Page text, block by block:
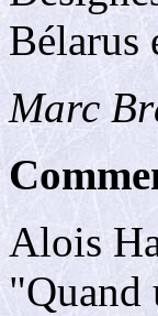
Bélarus
Marc
Alois
"Quand